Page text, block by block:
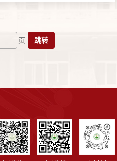
页 跳转